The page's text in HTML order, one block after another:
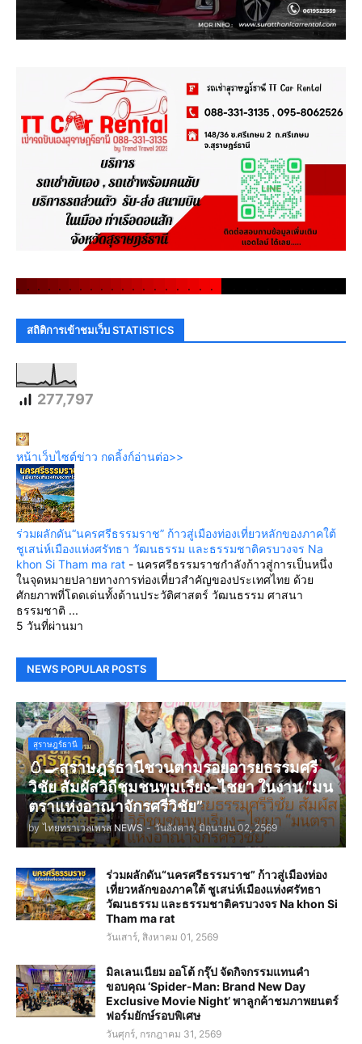
. . . . . . . . . . . . . . . . . . .
สถิติการเข้าชมเว็บ STATISTICS
277,797
หน้าเว็บไซต์ข่าว กดลิ้งก์อ่านต่อ>>
ร่วมผลักดัน“นครศรีธรรมราช” ก้าวสู่เมืองท่องเที่ยวหลักของภาคใต้
ชูเสน่ห์เมืองแห่งศรัทธา วัฒนธรรม และธรรมชาติครบวงจร Na
khon Si Tham ma rat - นครศรีธรรมราชกำลังก้าวสู่การเป็นหนึ่ง
ในจุดหมายปลายทางการท่องเที่ยวสำคัญของประเทศไทย ด้วย
ศักยภาพที่โดดเด่นทั้งด้านประวัติศาสตร์ วัฒนธรรม ศาสนา
ธรรมชาติ ...
5 วันที่ผ่านมา
NEWS POPULAR POSTS
สุราษฎร์ธานี
🥚🍳สุราษฎร์ธานีชวนตามรอยอารยธรรมศรี
วิชัย สัมผัสวิถีชุมชนพุมเรียง–ไชยา ในงาน “มน
ตราแห่งอาณาจักรศรีวิชัย”
by ไทยทราเวลเพรส NEWS - วันอังคาร, มิถุนายน 02, 2569
ร่วมผลักดัน“นครศรีธรรมราช” ก้าวสู่เมืองท่อง
เที่ยวหลักของภาคใต้ ชูเสน่ห์เมืองแห่งศรัทธา
วัฒนธรรม และธรรมชาติครบวงจร Na khon Si
Tham ma rat
วันเสาร์, สิงหาคม 01, 2569
มิลเลนเนียม ออโต้ กรุ๊ป จัดกิจกรรมแทนคำ
ขอบคุณ ‘Spider-Man: Brand New Day
Exclusive Movie Night’ พาลูกค้าชมภาพยนตร์
ฟอร์มยักษ์รอบพิเศษ
วันศุกร์, กรกฎาคม 31, 2569